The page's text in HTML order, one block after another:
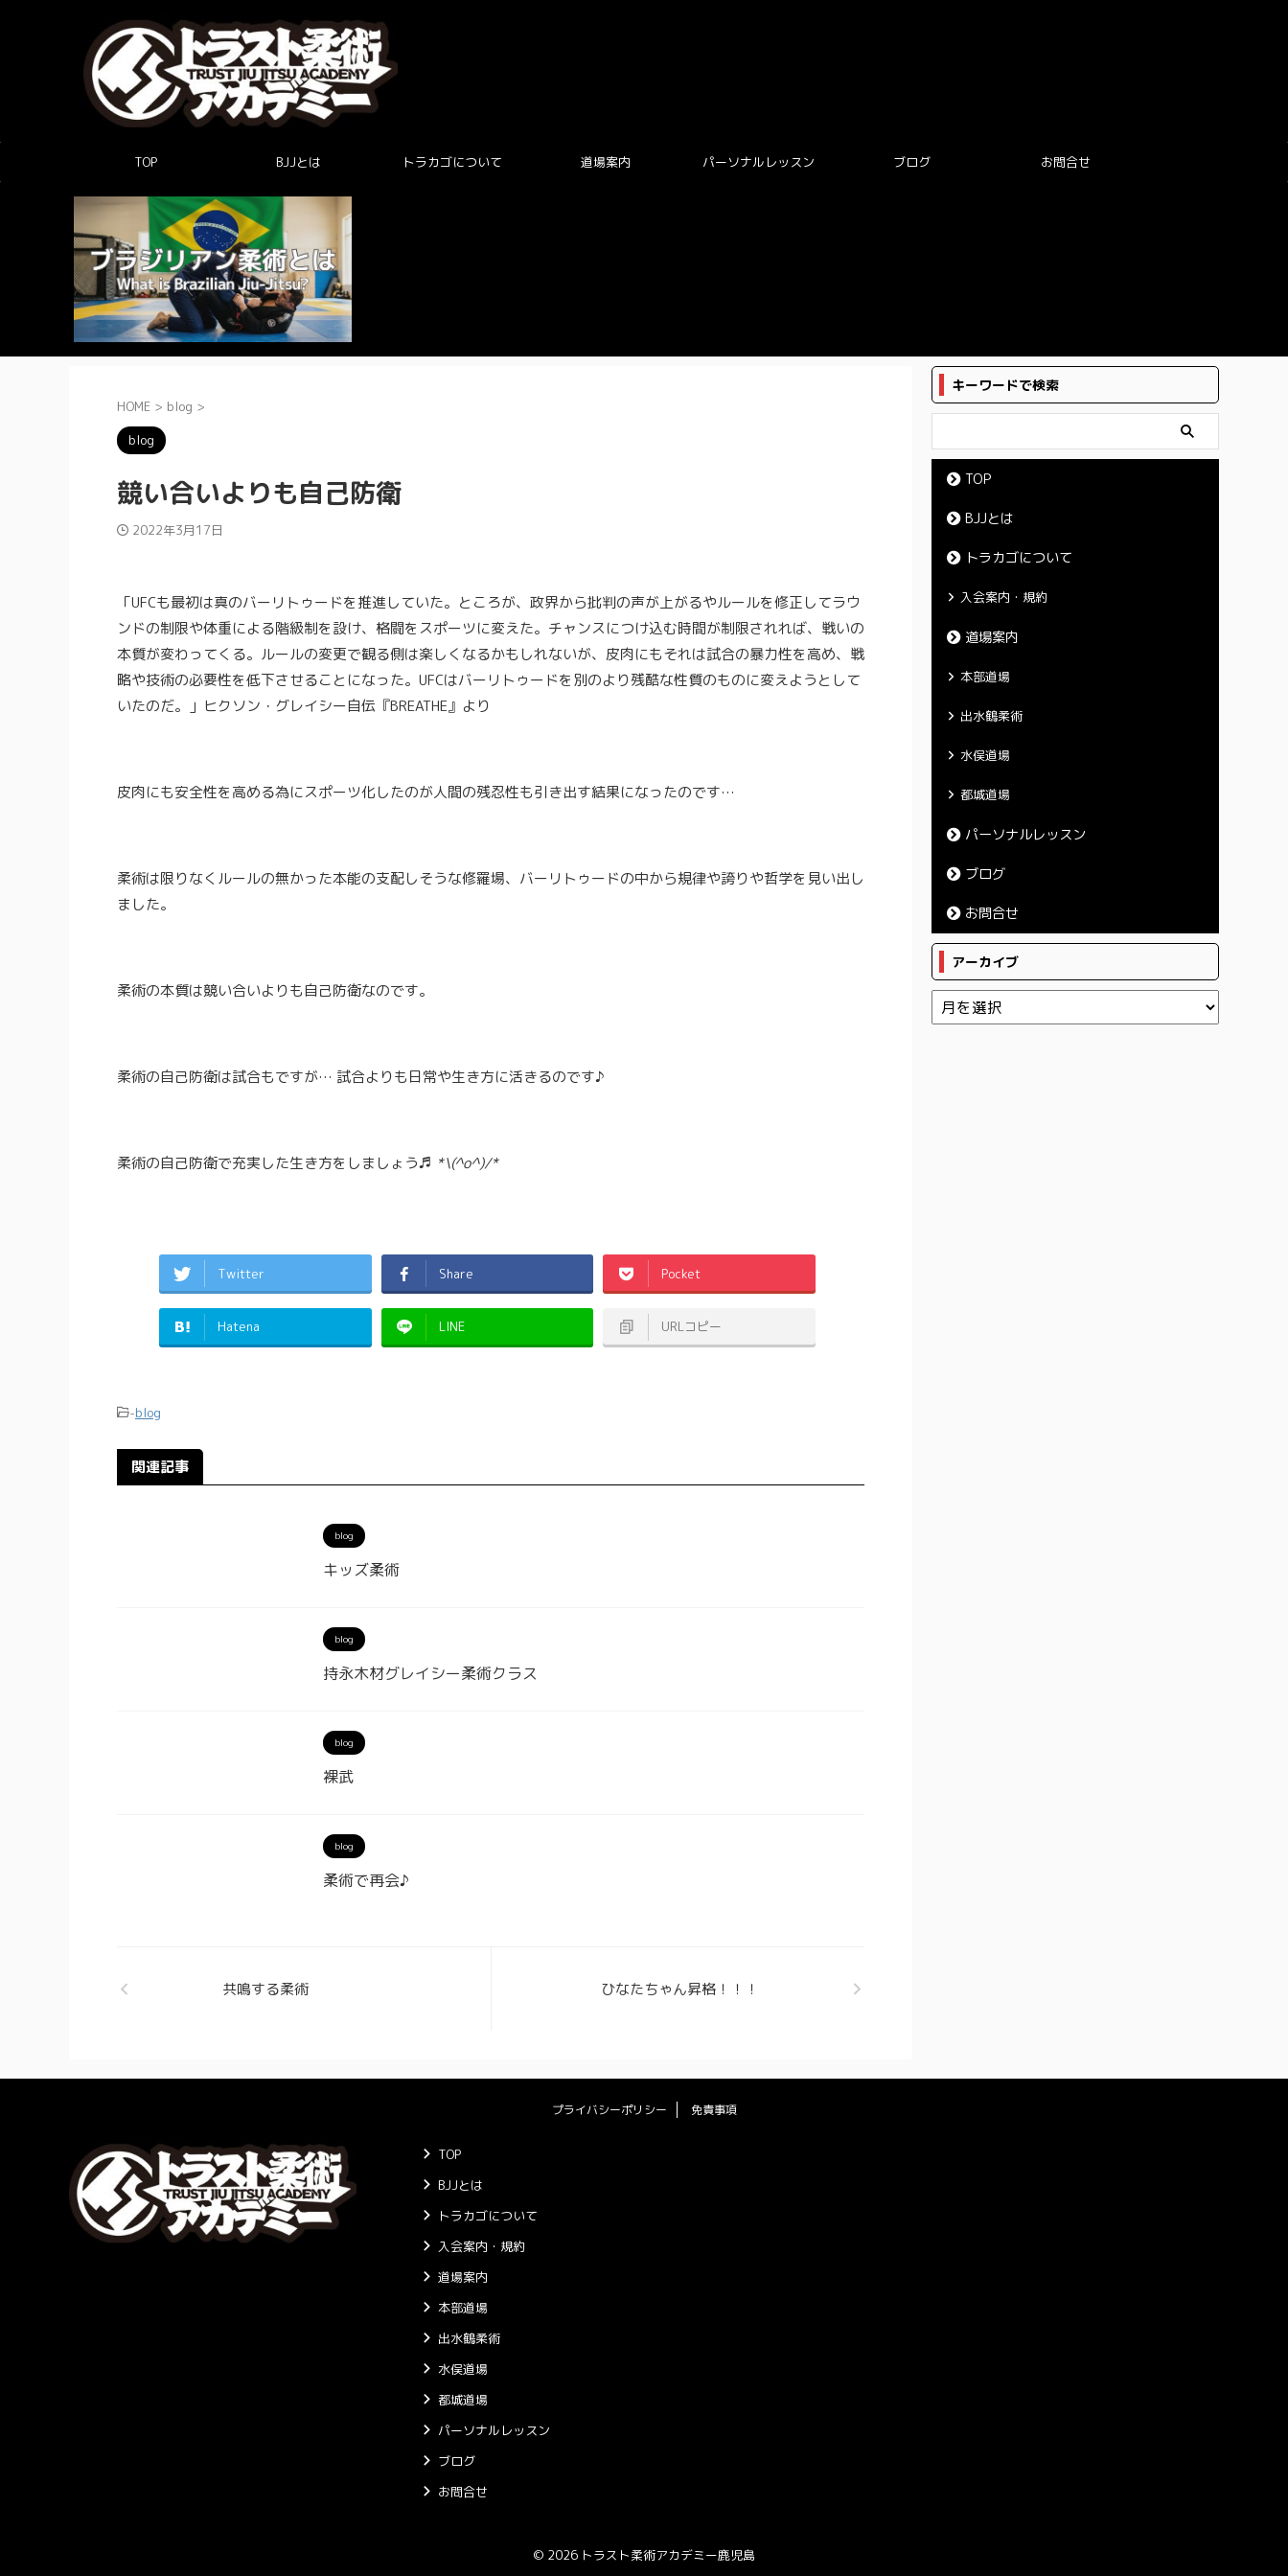
TOP BJJとは トラカゴについて 道場案内 パーソナルレッスン ブログ お問合せ
HOME > blog >
blog
競い合いよりも自己防衛
2022年3月17日
「UFCも最初は真のバーリトゥードを推進していた。ところが、政界から批判の声が上がるやルールを修正してラウ
ンドの制限や体重による階級制を設け、格闘をスポーツに変えた。チャンスにつけ込む時間が制限されれば、戦いの
本質が変わってくる。ルールの変更で観る側は楽しくなるかもしれないが、皮肉にもそれは試合の暴力性を高め、戦
略や技術の必要性を低下させることになった。UFCはバーリトゥードを別のより残酷な性質のものに変えようとして
いたのだ。」ヒクソン・グレイシー自伝『BREATHE』より
皮肉にも安全性を高める為にスポーツ化したのが人間の残忍性も引き出す結果になったのです…
柔術は限りなくルールの無かった本能の支配しそうな修羅場、バーリトゥードの中から規律や誇りや哲学を見い出し
ました。
柔術の本質は競い合いよりも自己防衛なのです。
柔術の自己防衛は試合もですが… 試合よりも日常や生き方に活きるのです♪
柔術の自己防衛で充実した生き方をしましょう♬ *\(^o^)/*
Twitter Share Pocket
Hatena LINE URLコピー
-blog
関連記事
blog
キッズ柔術
blog
持永木材グレイシー柔術クラス
blog
裸武
blog
柔術で再会♪
共鳴する柔術 ひなたちゃん昇格！！！
キーワードで検索
TOP
BJJとは
トラカゴについて
入会案内・規約
道場案内
本部道場
出水鶴柔術
水俣道場
都城道場
パーソナルレッスン
ブログ
お問合せ
アーカイブ
プライバシーポリシー 免責事項
TOP
BJJとは
トラカゴについて
入会案内・規約
道場案内
本部道場
出水鶴柔術
水俣道場
都城道場
パーソナルレッスン
ブログ
お問合せ
© 2026 トラスト柔術アカデミー鹿児島